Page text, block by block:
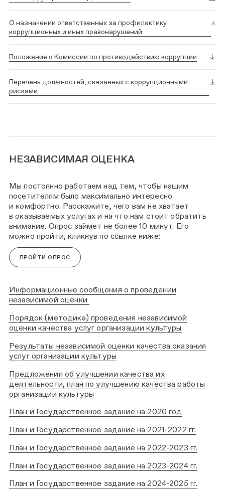
О назначении ответственных за профилактику
коррупционных и иных правонарушений
Положение о Комиссии по противодействию коррупции
Перечень должностей, связанных с коррупционными
рисками
НЕЗАВИСИМАЯ ОЦЕНКА
Мы постоянно работаем над тем, чтобы нашим
посетителям было максимально интересно
и комфортно. Расскажите, чего вам не хватает
в оказываемых услугах и на что нам стоит обратить
внимание. Опрос займет не более 10 минут. Его
можно пройти, кликнув по ссылке ниже:
ПРОЙТИ ОПРОС
Информационные сообщения о проведении
независимой оценки
Порядок (методика) проведения независимой
оценки качества услуг организации культуры
Результаты независимой оценки качества оказания
услуг организации культуры
Предложения об улучшении качества их
деятельности, план по улучшению качества работы
организации культуры
План и Государственное задание на 2020 год
План и Государственное задание на 2021-2022 гг.
План и Государственное задание на 2022-2023 гг.
План и Государственное задание на 2023-2024 гг.
План и Государственное задание на 2024-2025 гг.